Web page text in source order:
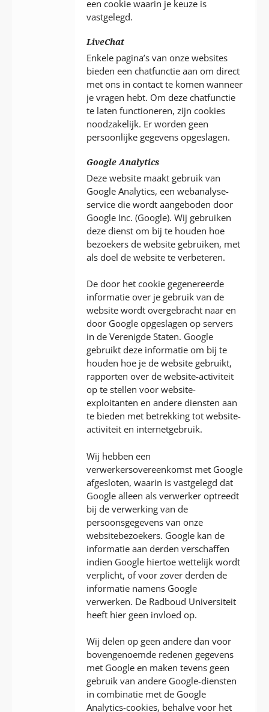
een cookie waarin je keuze is
vastgelegd.
LiveChat
Enkele pagina’s van onze websites
bieden een chatfunctie aan om direct
met ons in contact te komen wanneer
je vragen hebt. Om deze chatfunctie
te laten functioneren, zijn cookies
noodzakelijk. Er worden geen
persoonlijke gegevens opgeslagen.
Google Analytics
Deze website maakt gebruik van
Google Analytics, een webanalyse-
service die wordt aangeboden door
Google Inc. (Google). Wij gebruiken
deze dienst om bij te houden hoe
bezoekers de website gebruiken, met
als doel de website te verbeteren.
De door het cookie gegenereerde
informatie over je gebruik van de
website wordt overgebracht naar en
door Google opgeslagen op servers
in de Verenigde Staten. Google
gebruikt deze informatie om bij te
houden hoe je de website gebruikt,
rapporten over de website-activiteit
op te stellen voor website-
exploitanten en andere diensten aan
te bieden met betrekking tot website-
activiteit en internetgebruik.
Wij hebben een
verwerkersovereenkomst met Google
afgesloten, waarin is vastgelegd dat
Google alleen als verwerker optreedt
bij de verwerking van de
persoonsgegevens van onze
websitebezoekers. Google kan de
informatie aan derden verschaffen
indien Google hiertoe wettelijk wordt
verplicht, of voor zover derden de
informatie namens Google
verwerken. De Radboud Universiteit
heeft hier geen invloed op.
Wij delen op geen andere dan voor
bovengenoemde redenen gegevens
met Google en maken tevens geen
gebruik van andere Google-diensten
in combinatie met de Google
Analytics-cookies, behalve voor het